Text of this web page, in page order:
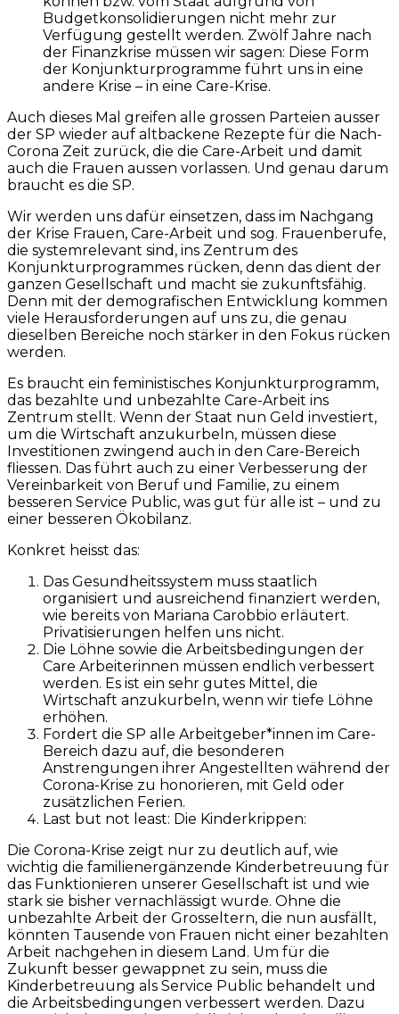
Budgetkonsolidierungen nicht mehr zur
Verfügung gestellt werden. Zwölf Jahre nach
der Finanzkrise müssen wir sagen: Diese Form
der Konjunkturprogramme führt uns in eine
andere Krise – in eine Care-Krise.
Auch dieses Mal greifen alle grossen Parteien ausser
der SP wieder auf altbackene Rezepte für die Nach-
Corona Zeit zurück, die die Care-Arbeit und damit
auch die Frauen aussen vorlassen. Und genau darum
braucht es die SP.
Wir werden uns dafür einsetzen, dass im Nachgang
der Krise Frauen, Care-Arbeit und sog. Frauenberufe,
die systemrelevant sind, ins Zentrum des
Konjunkturprogrammes rücken, denn das dient der
ganzen Gesellschaft und macht sie zukunftsfähig.
Denn mit der demografischen Entwicklung kommen
viele Herausforderungen auf uns zu, die genau
dieselben Bereiche noch stärker in den Fokus rücken
werden.
Es braucht ein feministisches Konjunkturprogramm,
das bezahlte und unbezahlte Care-Arbeit ins
Zentrum stellt. Wenn der Staat nun Geld investiert,
um die Wirtschaft anzukurbeln, müssen diese
Investitionen zwingend auch in den Care-Bereich
fliessen. Das führt auch zu einer Verbesserung der
Vereinbarkeit von Beruf und Familie, zu einem
besseren Service Public, was gut für alle ist – und zu
einer besseren Ökobilanz.
Konkret heisst das:
Das Gesundheitssystem muss staatlich
organisiert und ausreichend finanziert werden,
wie bereits von Mariana Carobbio erläutert.
Privatisierungen helfen uns nicht.
Die Löhne sowie die Arbeitsbedingungen der
Care Arbeiterinnen müssen endlich verbessert
werden. Es ist ein sehr gutes Mittel, die
Wirtschaft anzukurbeln, wenn wir tiefe Löhne
erhöhen.
Fordert die SP alle Arbeitgeber*innen im Care-
Bereich dazu auf, die besonderen
Anstrengungen ihrer Angestellten während der
Corona-Krise zu honorieren, mit Geld oder
zusätzlichen Ferien.
Last but not least: Die Kinderkrippen:
Die Corona-Krise zeigt nur zu deutlich auf, wie
wichtig die familienergänzende Kinderbetreuung für
das Funktionieren unserer Gesellschaft ist und wie
stark sie bisher vernachlässigt wurde. Ohne die
unbezahlte Arbeit der Grosseltern, die nun ausfällt,
könnten Tausende von Frauen nicht einer bezahlten
Arbeit nachgehen in diesem Land. Um für die
Zukunft besser gewappnet zu sein, muss die
Kinderbetreuung als Service Public behandelt und
die Arbeitsbedingungen verbessert werden. Dazu